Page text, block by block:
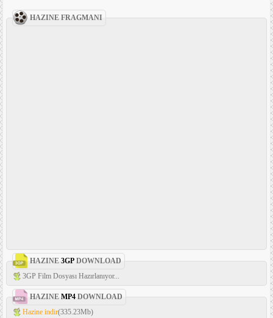
HAZINE FRAGMANI
HAZINE 3GP DOWNLOAD
3GP Film Dosyası Hazırlanıyor...
HAZINE MP4 DOWNLOAD
Hazine indir(335.23Mb)